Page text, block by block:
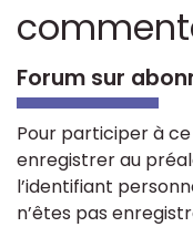
Forum sur
Pour participer à
enregistrer au
l’identifiant
n’êtes pas